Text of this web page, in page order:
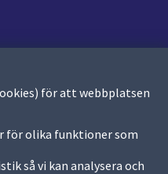
för att webbplatsen
för olika funktioner som
så vi kan analysera och